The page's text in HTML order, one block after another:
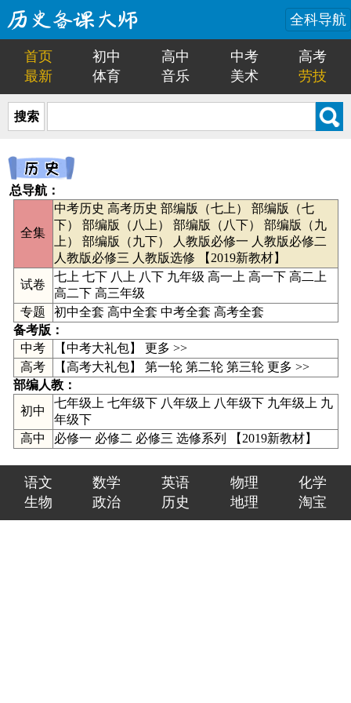
全科导航
首页 初中 高中 中考
高考
最新
体育 音乐 美术 劳技
搜索
总导航：
全集
中考历史 高考历史 部编版（七上）
部编版（七
下）
部编版（八上） 部编版（八下）
部编版（九
上）
部编版（九下） 人教版必修一 人教版必修二
人教版必修三 人教版选修 【 2019新教材】
试卷
七上 七下 八上 八下 九年级 高一上 高一下 高二上
高二下 高三年级
专题
初中全套 高中全套 中考全套 高考全套
备考版：
中考
【中考大礼包】 更多 >>
高考
【高考大礼包】 第一轮 第二轮 第三轮 更多 >>
部编人教：
初中
七年级上 七年级下 八年级上 八年级下 九年级上 九
年级下
高中
必修一 必修二 必修三 选修系列 【 2019新教材】
语文 数学 英语 物理
化学
生物
政治 历史 地理 淘宝